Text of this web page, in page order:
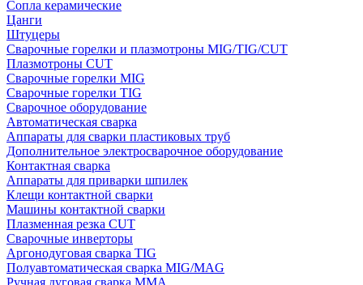
Сопла керамические
Цанги
Штуцеры
Сварочные горелки и плазмотроны MIG/TIG/CUT
Плазмотроны CUT
Сварочные горелки MIG
Сварочные горелки TIG
Сварочное оборудование
Автоматическая сварка
Аппараты для сварки пластиковых труб
Дополнительное электросварочное оборудование
Контактная сварка
Аппараты для приварки шпилек
Клещи контактной сварки
Машины контактной сварки
Плазменная резка CUT
Сварочные инверторы
Аргонодуговая сварка TIG
Полуавтоматическая сварка MIG/MAG
Ручная дуговая сварка MMA